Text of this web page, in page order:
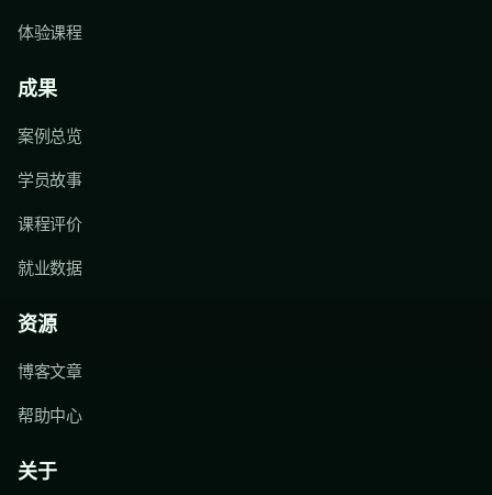
体验课程
成果
案例总览
学员故事
课程评价
就业数据
资源
博客文章
帮助中心
关于